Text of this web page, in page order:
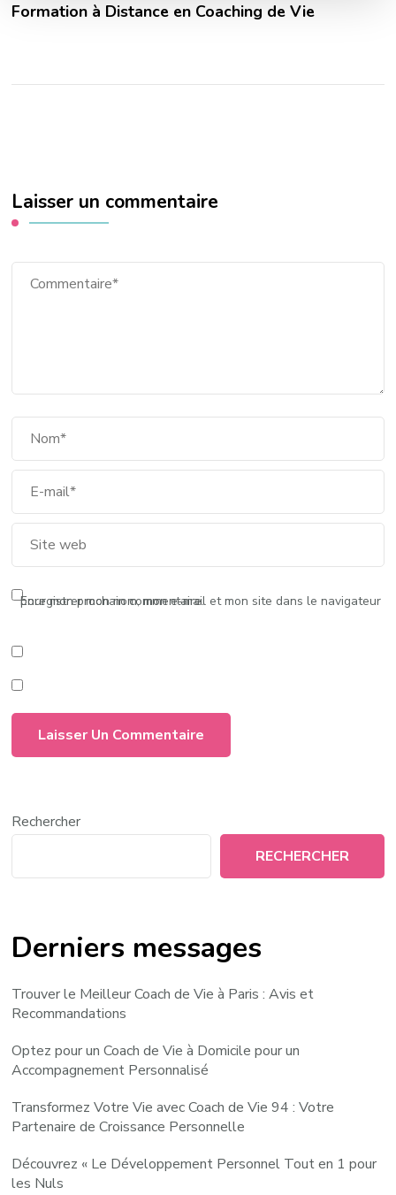
Formation à Distance en Coaching de Vie
Laisser un commentaire
Enregistrer mon nom, mon e-mail et mon site dans le navigateur pour mon prochain commentaire.
Rechercher
RECHERCHER
Derniers messages
Trouver le Meilleur Coach de Vie à Paris : Avis et
Recommandations
Optez pour un Coach de Vie à Domicile pour un
Accompagnement Personnalisé
Transformez Votre Vie avec Coach de Vie 94 : Votre
Partenaire de Croissance Personnelle
Découvrez « Le Développement Personnel Tout en 1 pour
les Nuls